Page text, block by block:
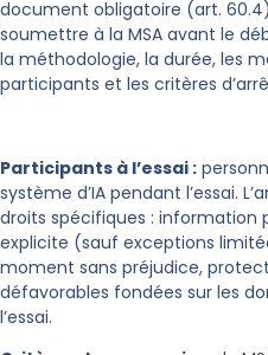
document obligatoire (art.
soumettre à la MSA avant le
la méthodologie, la durée, les
participants et les critères
Participants à l’essai :
système d’IA pendant l’essai.
droits spécifiques : information
explicite (sauf exceptions
moment sans préjudice,
défavorables fondées sur les
l’essai.